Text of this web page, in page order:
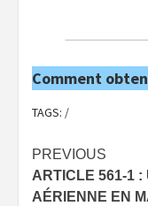
Comment
TAGS: /
Post
PREVIOUS
ARTICLE 561-1 :
AÉRIENNE EN